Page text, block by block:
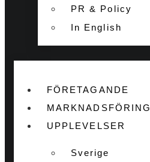
PR & Policy
In English
FÖRETAGANDE
MARKNADSFÖRING
UPPLEVELSER
Sverige